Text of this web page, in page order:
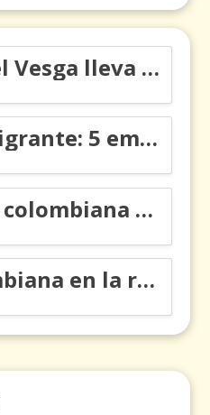
Carlos Manuel Vesga lleva el nombre de Colombia a los Emmy
Resiliencia migrante: 5 emociones y cómo gestionarlas
Tatiana Toro: colombiana que cambió la historia de las matemáticas
Ciencia colombiana en la revolución de los órganos en chips